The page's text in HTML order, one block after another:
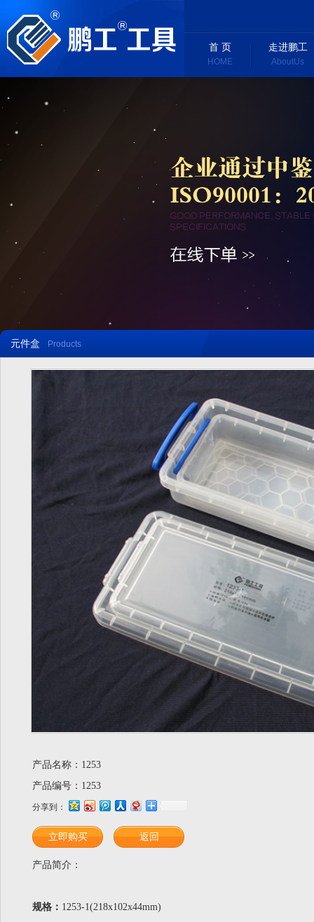
首 页
HOME
走进鹏工
AboutUs
元件盒 Products
产品名称：1253
产品编号：1253
分享到：
立即购买 返回
产品简介：
规格： 1253-1(218x102x44mm)